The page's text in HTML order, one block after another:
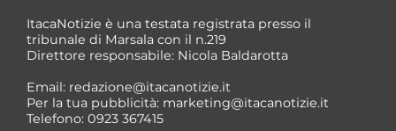
ItacaNotizie è una testata registrata presso il
tribunale di Marsala con il n.219
Direttore responsabile: Nicola Baldarotta
Email: redazione@itacanotizie.it
Per la tua pubblicità: marketing@itacanotizie.it
Telefono: 0923 367415